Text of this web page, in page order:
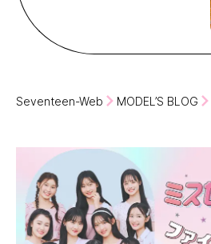
Seventeen-Web MODEL’S BLOG